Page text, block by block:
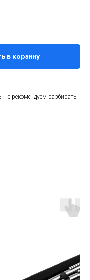
в корзину
не рекомендуем разбирать